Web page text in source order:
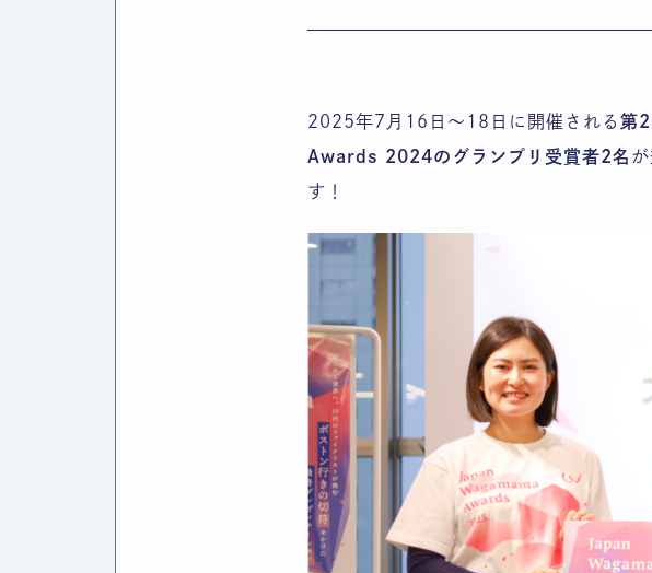
2025年7月16日〜18日に開催される第
Awards 2024のグランプリ受賞者2名
す！